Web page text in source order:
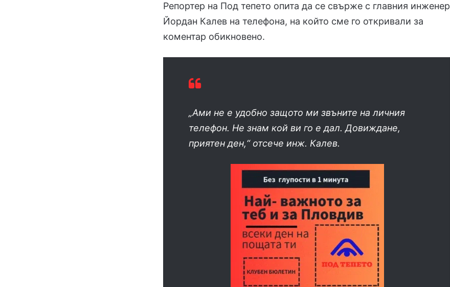
Репортер на Под тепето опита да се свърже с главния инженер
Йордан Калев на телефона, на който сме го откривали за
коментар обикновено.
„Ами не е удобно защото ми звъните на личния
телефон. Не знам кой ви го е дал. Довиждане,
приятен ден,“ отсече инж. Калев.